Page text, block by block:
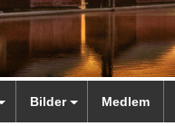
Bilder Medlem